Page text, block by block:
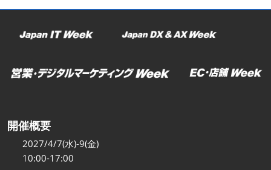
む
開催概要
2027/4/7(水)-9(金)
10:00-17:00